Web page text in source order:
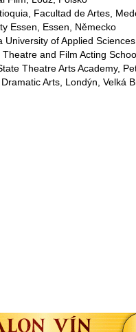
Facultad de Artes,
Essen, Essen, Německo
of Applied
and Film Acting
Theatre Arts Academy,
Arts, Londýn, Velká